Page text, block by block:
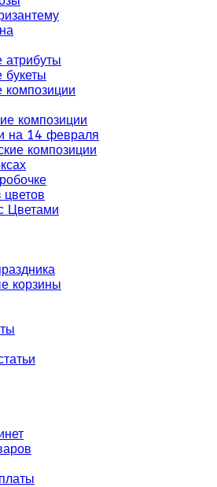
композиции
на 14 февраля
композиции
Цветами
корзины